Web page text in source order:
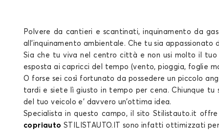
Polvere da cantieri e scantinati, inquinamento da
all'inquinamento ambientale. Che tu sia
Sia che tu viva nel centro città e non usi molto il
esposta ai capricci del tempo (vento, pioggia, foglie
O forse sei così fortunato da possedere un piccolo
tardi e siete lì giusto in tempo per cena. Chiunque tu
del tuoveicolo e’ davvero un’ottima idea.
Specialista in questo campo, ilsito Stilistauto.it
copriauto STILISTAUTO.ITsono infatti ottimizzati